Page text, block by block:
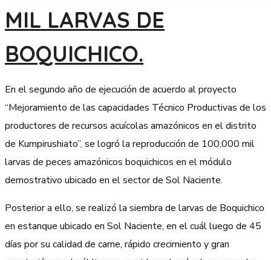
MIL LARVAS DE
BOQUICHICO.
En el segundo año de ejecución de acuerdo al proyecto
“Mejoramiento de las capacidades Técnico Productivas de los
productores de recursos acuícolas amazónicos en el distrito
de Kumpirushiato”, se logró la reproducción de 100,000 mil
larvas de peces amazónicos boquichicos en el módulo
demostrativo ubicado en el sector de Sol Naciente.
Posterior a ello, se realizó la siembra de larvas de Boquichico
en estanque ubicado en Sol Naciente, en el cuál luego de 45
días por su calidad de carne, rápido crecimiento y gran